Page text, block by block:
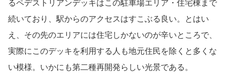
るペデストリアンデッキはこの駐車場エリア・住宅棟まで
続いており、駅からのアクセスはすこぶる良い。とはい
え、その先のエリアには住宅しかないのが辛いところで、
実際にこのデッキを利用する人も地元住民を除くと多くな
い模様。いかにも第二種再開発らしい光景である。